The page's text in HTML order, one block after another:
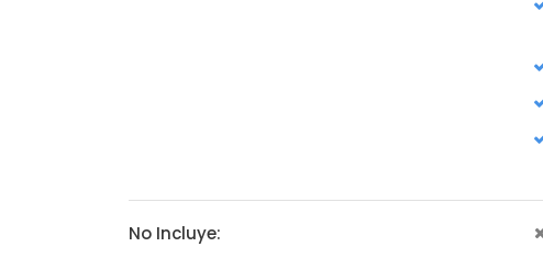
No Incluye: